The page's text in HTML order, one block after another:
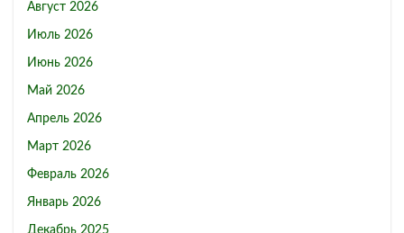
Август 2026
Июль 2026
Июнь 2026
Май 2026
Апрель 2026
Март 2026
Февраль 2026
Январь 2026